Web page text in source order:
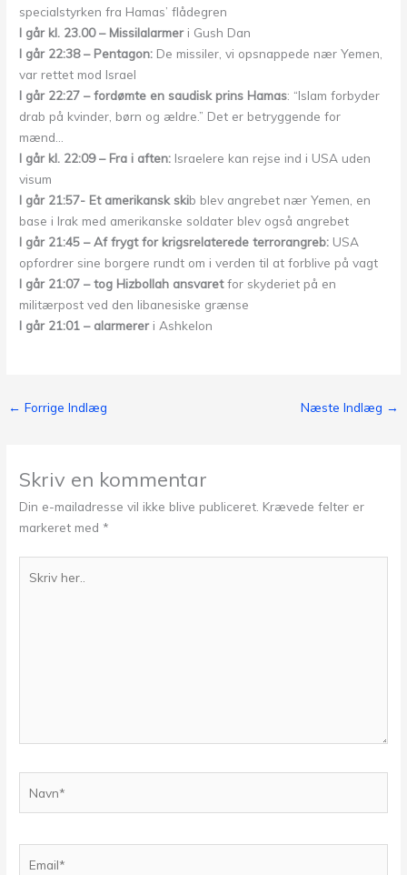
specialstyrken fra Hamas’ flådegren
I går kl. 23.00 – Missilalarmeri Gush Dan
I går 22:38 – Pentagon: De missiler, vi opsnappede nær Yemen,
var rettet mod Israel
I går 22:27 – fordømte en saudisk prins Hamas: “Islam forbyder
drab på kvinder, børn og ældre.” Det er betryggende for
mænd…
I går kl. 22:09 – Fra i aften: Israelere kan rejse ind i USA uden
visum
I går 21:57- Et amerikansk skib blev angrebet nær Yemen, en
base i Irak med amerikanske soldater blev også angrebet
I går 21:45 – Af frygt for krigsrelaterede terrorangreb: USA
opfordrer sine borgere rundt om i verden til at forblive på vagt
I går 21:07 – tog Hizbollah ansvaretfor skyderiet på en
militærpost ved den libanesiske grænse
I går 21:01 – alarmereri Ashkelon
← Forrige Indlæg Næste Indlæg →
Skriv en kommentar
Din e-mailadresse vil ikke blive publiceret. Krævede felter er
markeret med *
her..